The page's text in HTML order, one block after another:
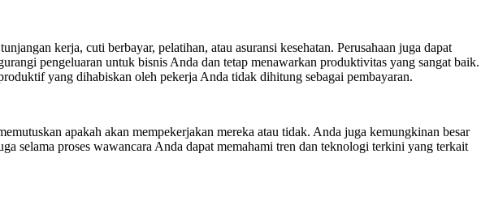
kerja, cuti berbayar, pelatihan, atau asuransi kesehatan. Perusahaan juga dapat
pengeluaran untuk bisnis Anda dan tetap menawarkan produktivitas yang sangat baik.
yang dihabiskan oleh pekerja Anda tidak dihitung sebagai pembayaran.
apakah akan mempekerjakan mereka atau tidak. Anda juga kemungkinan besar
selama proses wawancara Anda dapat memahami tren dan teknologi terkini yang terkait